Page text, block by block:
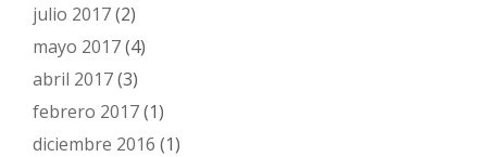
julio 2017(2)
mayo 2017(4)
abril 2017(3)
febrero 2017(1)
diciembre 2016 (1)